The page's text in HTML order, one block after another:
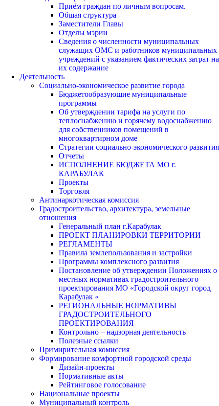
Приём граждан по личным вопросам.
Общая структура
Заместители Главы
Отделы мэрии
Сведения о численности муниципальных
служащих ОМС и работников муниципальных
учреждений с указанием фактических затрат на
их содержание
Деятельность
Социально-экономическое развитие города
Бюджетообразующие муниципальные
программы
Об утверждении тарифа на услуги по
теплоснабжению и горячему водоснабжению
для собственников помещений в
многоквартирном доме
Стратегии социально-экономического развития
Отчеты
ИСПОЛНЕНИЕ БЮДЖЕТА МО г.
КАРАБУЛАК
Проекты
Торговля
Антинаркотическая комиссия
Градостроительство, архитектура, земельные
отношения
Генеральный план г.Карабулак
ПРОЕКТ ПЛАНИРОВКИ ТЕРРИТОРИИ
РЕГЛАМЕНТЫ
Правила землепользования и застройки
Программы комплексного развития
Постановление об утверждении Положениях о
местных нормативах градостроительного
проектирования МО «Городской округ город
Карабулак «
РЕГИОНАЛЬНЫЕ НОРМАТИВЫ
ГРАДОСТРОИТЕЛЬНОГО
ПРОЕКТИРОВАНИЯ
Контрольно – надзорная деятельность
Полезные ссылки
Примирительная комиссия
Формирование комфортной городской среды
Дизайн-проекты
Нормативные акты
Рейтинговое голосование
Национальные проекты
Муниципальный контроль